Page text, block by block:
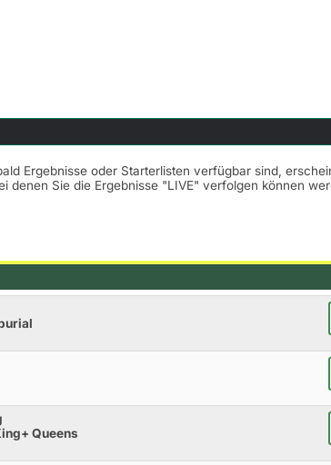
Ergebnisse oder Starterlisten verfügbar sind,
Sie die Ergebnisse "LIVE" verfolgen können
Queens